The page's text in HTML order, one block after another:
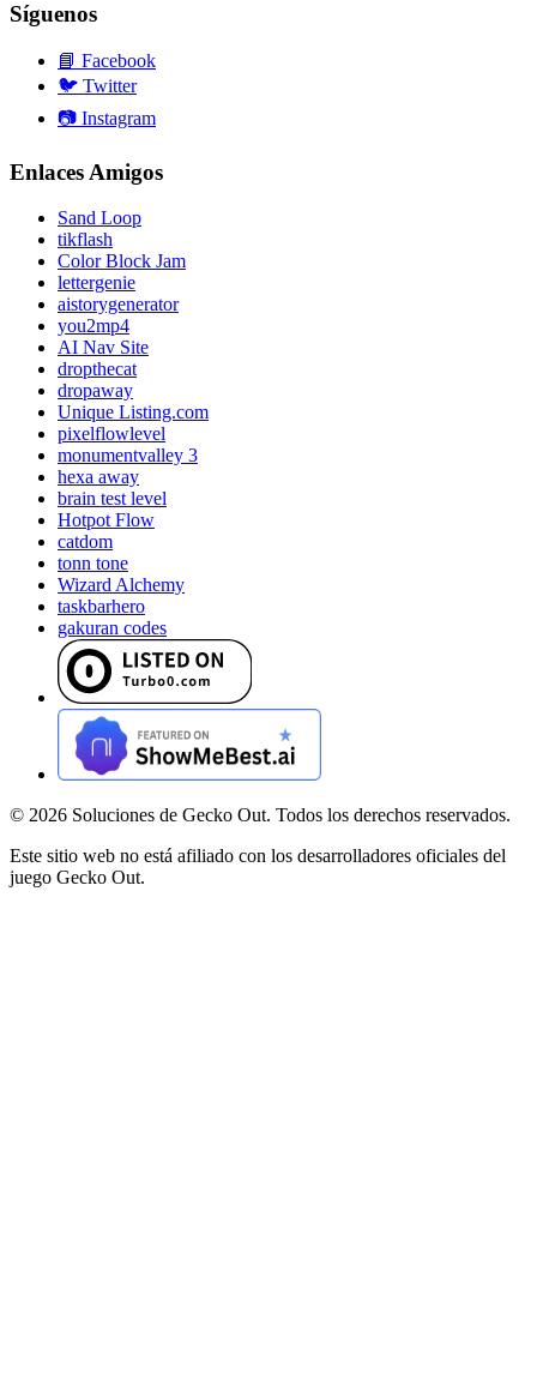
Síguenos
📘 Facebook
🐦 Twitter
📷 Instagram
Enlaces Amigos
Sand Loop
tikflash
Color Block Jam
lettergenie
aistorygenerator
you2mp4
AI Nav Site
dropthecat
dropaway
Unique Listing.com
pixelflowlevel
monumentvalley 3
hexa away
brain test level
Hotpot Flow
catdom
tonn tone
Wizard Alchemy
taskbarhero
gakuran codes
© 2026 Soluciones de Gecko Out. Todos los derechos reservados.
Este sitio web no está afiliado con los desarrolladores oficiales del
juego Gecko Out.